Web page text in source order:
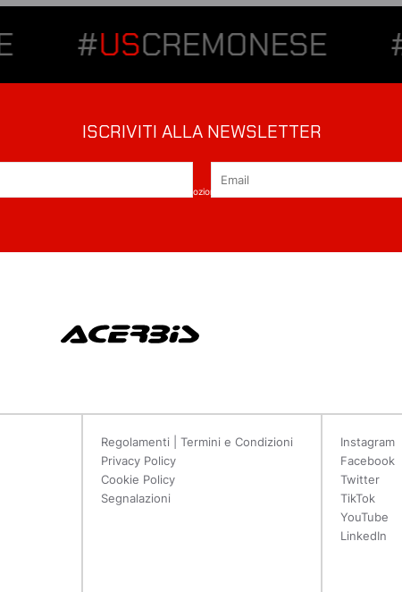
#USCREMONESE
ISCRIVITI ALLA NEWSLETTER
autorizzo l'invio di materiale marketing promozionale e offerte speciali tramite email
Regolamenti | Termini e Condizioni
Privacy Policy
Cookie Policy
Segnalazioni
Instagram
Facebook
Twitter
TikTok
YouTube
LinkedIn